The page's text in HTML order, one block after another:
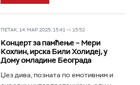
ПЕТАК, 14. МАР 2025, 15:41 -> 15:52
Концерт за памћење – Мери
Кохлин, ирска Били Холидеј, у
Дому омладине Београда
Џез дива, позната по емотивним и